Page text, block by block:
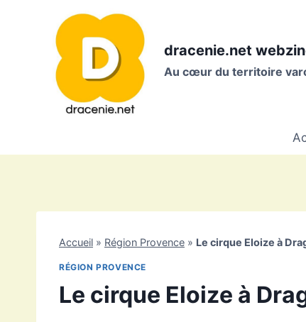
dracenie.net
Au cœur du territoire
Accueil » Région Provence » Le cirque Eloize à
RÉGION PROVENCE
Le cirque Eloize à